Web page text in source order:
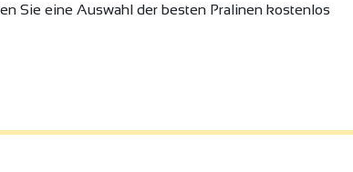
Sie eine Auswahl der besten Pralinen kostenlos